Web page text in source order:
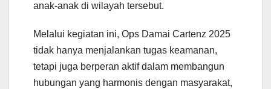
anak-anak di wilayah tersebut.
Melalui kegiatan ini, Ops Damai Cartenz 2025
tidak hanya menjalankan tugas keamanan,
tetapi juga berperan aktif dalam membangun
hubungan yang harmonis dengan masyarakat,